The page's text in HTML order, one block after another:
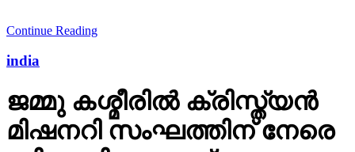
Continue Reading
india
ജമ്മു കശ്മീരില്‍ ക്രിസ്ത്യന്‍
മിഷനറി സംഘത്തിന് നേരെ